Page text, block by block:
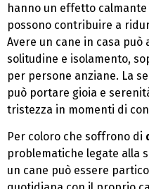
hanno un effetto
possono contribuire a
Avere un cane in casa
solitudine e isolamento,
per persone anziane. La
può portare gioia e
tristezza in momenti di
Per coloro che soffrono di
problematiche legate alla
un cane può essere